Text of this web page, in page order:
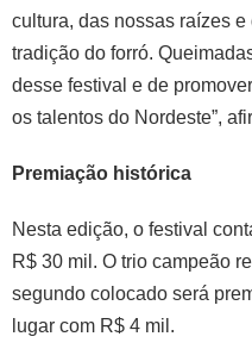
cultura, das nossas raízes
tradição do forró.
desse festival e de
os talentos do Nordeste”,
Premiação histórica
Nesta edição, o festival
R$ 30 mil. O trio campeão
segundo colocado será
lugar com R$ 4 mil.